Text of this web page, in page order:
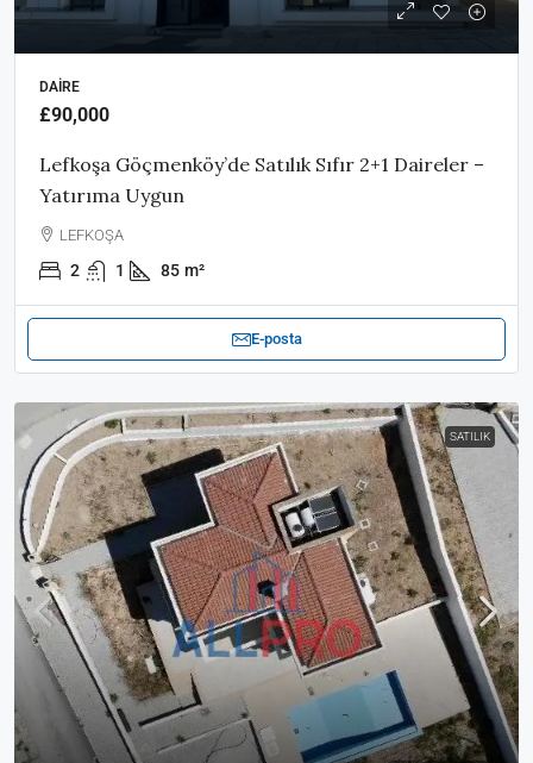
DAIRE
£90,000
Lefkoşa Göçmenköy’de Satılık Sıfır 2+1 Daireler –
Yatırıma Uygun
LEFKOŞA
2 1 85 m²
E-posta
SATILIK